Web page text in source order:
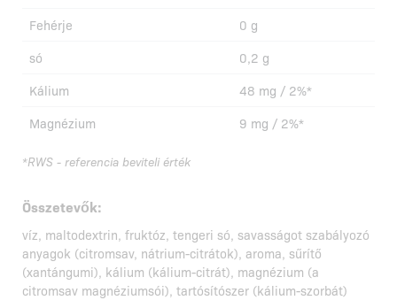
Fehérje
0 g
só
0,2 g
Kálium
48 mg / 2%*
Magnézium
9 mg / 2%*
*RWS - referencia beviteli érték
Összetevők:
víz, maltodextrin, fruktóz, tengeri só, savasságot szabályozó
anyagok (citromsav, nátrium-citrátok), aroma, sűrítő
(xantángumi), kálium (kálium-citrát), magnézium (a
citromsav magnéziumsói), tartósítószer (kálium-szorbát)